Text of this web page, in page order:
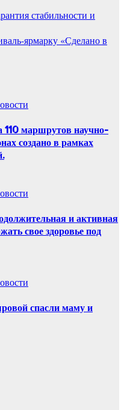
стабильности и
ярмарку «Сделано в
маршрутов научно-
создано в рамках
и активная
свое здоровье под
спасли маму и